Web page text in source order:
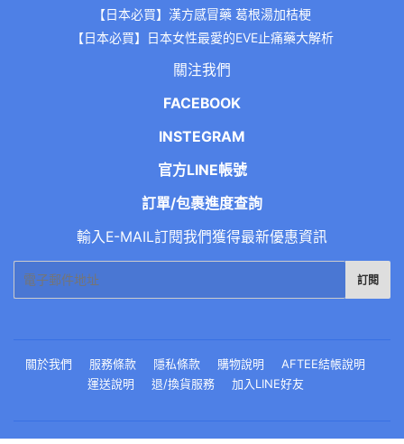
【日本必買】漢方感冒藥 葛根湯加桔梗
【日本必買】日本女性最愛的EVE止痛藥大解析
關注我們
FACEBOOK
INSTEGRAM
官方LINE帳號
訂單/包裹進度查詢
輸入E-MAIL訂閱我們獲得最新優惠資訊
電
子
訂閱
關於我們 服務條款 隱私條款 購物說明
AFTEE結帳說明
運送說明
退/換貨服務 加入LINE好友